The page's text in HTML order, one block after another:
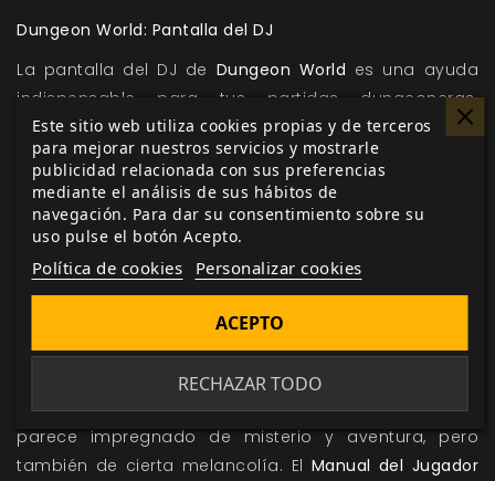
Dungeon World: Pantalla del DJ
La pantalla del DJ de Dungeon World es una ayuda
indispensable para tus partidas dungeoneras.
Olvídate de navegar por el libro en busca de esa
información vital: está aquí, en tu pantalla.
Trudvang Chronicles: Manual del Jugador
Trudvang Chronicleses un juego de rol galardonado y
aclamado por sus espléndidas ilustraciones y la
riqueza de su ambientación, que bebe de la
mitología celta y nórdica en todas sus vertientes.
Ofrece un mundo de sagas y leyendas, repleto de
bosques primordiales donde la naturaleza gobierna
sobre hombres, elfos, enanos y salvajes y todo
parece impregnado de misterio y aventura, pero
también de cierta melancolía. El Manual del Jugador
Este sitio web utiliza cookies propias y de terceros
para mejorar nuestros servicios y mostrarle
publicidad relacionada con sus preferencias
mediante el análisis de sus hábitos de
navegación. Para dar su consentimiento sobre su
uso pulse el botón Acepto.
Política de cookies Personalizar cookies
RECHAZAR TODO
ACEPTO